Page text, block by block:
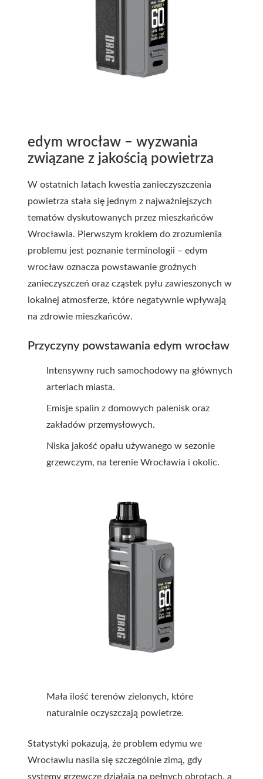
edym wrocław – wyzwania
związane z jakością powietrza
W ostatnich latach kwestia zanieczyszczenia
powietrza stała się jednym z najważniejszych
tematów dyskutowanych przez mieszkańców
Wrocławia. Pierwszym krokiem do zrozumienia
problemu jest poznanie terminologii – edym
wrocław oznacza powstawanie groźnych
zanieczyszczeń oraz cząstek pyłu zawieszonych w
lokalnej atmosferze, które negatywnie wpływają
na zdrowie mieszkańców.
Przyczyny powstawania edym wrocław
Intensywny ruch samochodowy na głównych
arteriach miasta.
Emisje spalin z domowych palenisk oraz
zakładów przemysłowych.
Niska jakość opału używanego w sezonie
grzewczym, na terenie Wrocławia i okolic.
Mała ilość terenów zielonych, które
naturalnie oczyszczają powietrze.
Statystyki pokazują, że problem edymu we
Wrocławiu nasila się szczególnie zimą, gdy
systemy grzewcze działają na pełnych obrotach, a